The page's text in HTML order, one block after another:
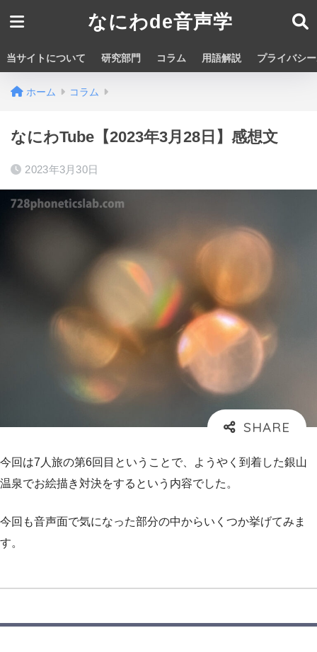
なにわde音声学
当サイトについて 研究部門 コラム 用語解説 プライバシ
ホーム コラム
なにわTube【2023年3月28日】感想文
2023年3月30日
今回は7人旅の第6回目ということで、ようやく到着した銀山
温泉でお絵描き対決をするという内容でした。
今回も音声面で気になった部分の中からいくつか挙げてみま
す。